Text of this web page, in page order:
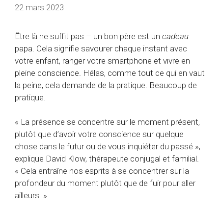
22 mars 2023
Être là ne suffit pas – un bon père est un cadeau
papa. Cela signifie savourer chaque instant avec
votre enfant, ranger votre smartphone et vivre en
pleine conscience. Hélas, comme tout ce qui en vaut
la peine, cela demande de la pratique. Beaucoup de
pratique.
« La présence se concentre sur le moment présent,
plutôt que d’avoir votre conscience sur quelque
chose dans le futur ou de vous inquiéter du passé »,
explique David Klow, thérapeute conjugal et familial.
« Cela entraîne nos esprits à se concentrer sur la
profondeur du moment plutôt que de fuir pour aller
ailleurs. »